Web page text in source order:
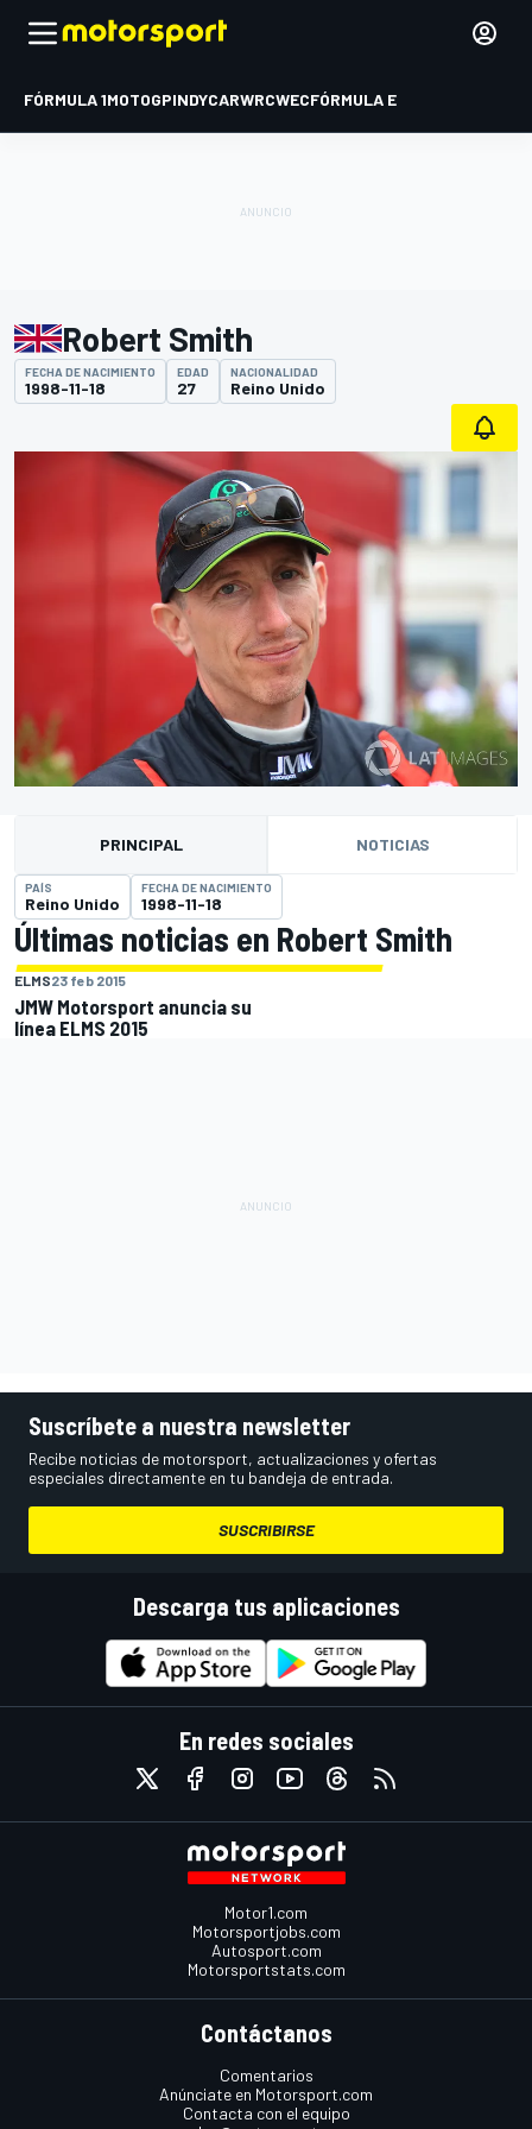
FÓRMULA 1MOTOGPINDYCARWRCWECFÓRMULA E
Robert Smith
FECHA DE NACIMIENTO
1998-11-18
EDAD
27
NACIONALIDAD
Reino Unido
PRINCIPAL NOTICIAS
PAÍS
Reino Unido
FECHA DE NACIMIENTO
1998-11-18
Últimas noticias en Robert Smith
ELMS23 feb 2015
JMW Motorsport anuncia su
línea ELMS 2015
Suscríbete a nuestra newsletter
Recibe noticias de motorsport, actualizaciones y ofertas
especiales directamente en tu bandeja de entrada.
SUSCRIBIRSE
Descarga tus aplicaciones
En redes sociales
Motor1.com
Motorsportjobs.com
Autosport.com
Motorsportstats.com
Contáctanos
Comentarios
Anúnciate en Motorsport.com
Contacta con el equipo